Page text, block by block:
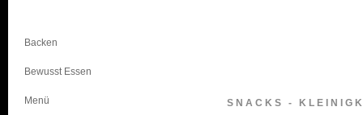
Backen
Bewusst Essen
Menü SNACKS -